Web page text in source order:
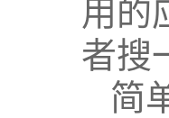
用的
者搜
简